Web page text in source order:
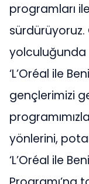
programları
yolculuğunda
‘L’Oréal ile
gençlerimizi
yönlerini,
‘L’Oréal ile